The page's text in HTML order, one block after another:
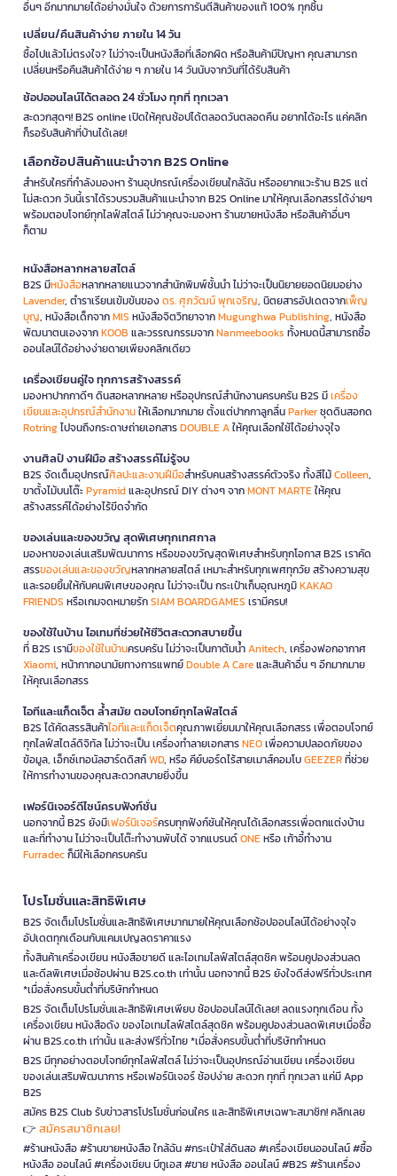
อื่นๆ อีกมากมายได้อย่างมั่นใจ ด้วยการการันตีสินค้าของแท้ 100% ทุกชิ้น
เปลี่ยน/คืนสินค้าง่าย ภายใน 14 วัน
ซื้อไปแล้วไม่ตรงใจ? ไม่ว่าจะเป็นหนังสือที่เลือกผิด หรือสินค้ามีปัญหา คุณสามารถ
เปลี่ยนหรือคืนสินค้าได้ง่าย ๆ ภายใน 14 วันนับจากวันที่ได้รับสินค้า
ช้อปออนไลน์ได้ตลอด 24 ชั่วโมง ทุกที่ ทุกเวลา
สะดวกสุดๆ! B2S online เปิดให้คุณช้อปได้ตลอดวันตลอดคืน อยากได้อะไร แค่คลิก
ก็รอรับสินค้าที่บ้านได้เลย!
เลือกช้อปสินค้าแนะนำจาก B2S Online
สำหรับใครที่กำลังมองหา ร้านอุปกรณ์เครื่องเขียนใกล้ฉัน หรืออยากแวะร้าน B2S แต่
ไม่สะดวก วันนี้เราได้รวบรวมสินค้าแนะนำจาก B2S Online มาให้คุณเลือกสรรได้ง่ายๆ
พร้อมตอบโจทย์ทุกไลฟ์สไตล์ ไม่ว่าคุณจะมองหา ร้านขายหนังสือ หรือสินค้าอื่นๆ
ก็ตาม
หนังสือหลากหลายสไตล์
B2S มีหนังสือหลากหลายแนวจากสำนักพิมพ์ชั้นนำ ไม่ว่าจะเป็นนิยายยอดนิยมอย่าง
Lavender, ตำราเรียนเข้มข้นของดร. ศุภวัฒน์ พุกเจริญ, นิตยสารอัปเดตจากเพ็ญ
บุญ, หนังสือเด็กจากMIS หนังสือจิตวิทยาจากMugunghwa Publishing, หนังสือ
พัฒนาตนเองจากKOOB และวรรณกรรมจากNanmeebooks ทั้งหมดนี้สามารถซื้อ
ออนไลน์ได้อย่างง่ายดายเพียงคลิกเดียว
เครื่องเขียนคู่ใจ ทุกการสร้างสรรค์
มองหาปากกาดีๆ ดินสอหลากหลาย หรืออุปกรณ์สำนักงานครบครัน B2S มีเครื่อง
เขียนและอุปกรณ์สำนักงานให้เลือกมากมาย ตั้งแต่ปากกาลูกลื่นParkerชุดดินสอกด
Rotringไปจนถึงกระดาษถ่ายเอกสารDOUBLE Aให้คุณเลือกใช้ได้อย่างจุใจ
งานศิลป์ งานฝีมือ สร้างสรรค์ไม่รู้จบ
B2S จัดเต็มอุปกรณ์ศิลปะและงานฝีมือสำหรับคนสร้างสรรค์ตัวจริง ทั้งสีไม้Colleen,
ขาตั้งไม้บนโต๊ะPyramidและอุปกรณ์ DIY ต่างๆ จากMONT MARTEให้คุณ
สร้างสรรค์ได้อย่างไร้ขีดจำกัด
ของเล่นและของขวัญ สุดพิเศษทุกเทศกาล
มองหาของเล่นเสริมพัฒนาการ หรือของขวัญสุดพิเศษสำหรับทุกโอกาส B2S เราคัด
สรรของเล่นและของขวัญหลากหลายสไตล์ เหมาะสำหรับทุกเพศทุกวัย สร้างความสุข
และรอยยิ้มให้กับคนพิเศษของคุณ ไม่ว่าจะเป็น กระเป๋าเก็บอุณหภูมิKAKAO
FRIENDS หรือเกมจดหมายรักSIAM BOARDGAMES เรามีครบ!
ของใช้ในบ้าน ไอเทมที่ช่วยให้ชีวิตสะดวกสบายขึ้น
ที่ B2S เรามีของใช้ในบ้านครบครัน ไม่ว่าจะเป็นกาต้มน้ำAnitech, เครื่องฟอกอากาศ
Xiaomi, หน้ากากอนามัยทางการแพทย์Double A Careและสินค้าอื่น ๆ อีกมากมาย
ให้คุณเลือกสรร
ไอทีและแก็ดเจ็ต ล้ำสมัย ตอบโจทย์ทุกไลฟ์สไตล์
B2S ได้คัดสรรสินค้าไอทีและแก็ดเจ็ตคุณภาพเยี่ยมมาให้คุณเลือกสรร เพื่อตอบโจทย์
ทุกไลฟ์สไตล์ดิจิทัล ไม่ว่าจะเป็น เครื่องทำลายเอกสารNEOเพื่อความปลอดภัยของ
ข้อมูล, เอ็กซ์เทอนัลฮาร์ดดิสก์WD, หรือ คีย์บอร์ดไร้สายเมาส์คอมโบGEEZERที่ช่วย
ให้การทำงานของคุณสะดวกสบายยิ่งขึ้น
เฟอร์นิเจอร์ดีไซน์ครบฟังก์ชั่น
นอกจากนี้ B2S ยังมีเฟอร์นิเจอร์ครบทุกฟังก์ชันให้คุณได้เลือกสรรเพื่อตกแต่งบ้าน
และที่ทำงาน ไม่ว่าจะเป็นโต๊ะทำงานพับได้ จากแบรนด์ONEหรือ เก้าอี้ทำงาน
Furradecก็มีให้เลือกครบครัน
โปรโมชั่นและสิทธิพิเศษ
B2S จัดเต็มโปรโมชั่นและสิทธิพิเศษมากมายให้คุณเลือกช้อปออนไลน์ได้อย่างจุใจ
อัปเดตทุกเดือนกับแคมเปญลดราคาแรง
ทั้งสินค้าเครื่องเขียน หนังสือขายดี และไอเทมไลฟ์สไตล์สุดชิค พร้อมคูปองส่วนลด
และดีลพิเศษเมื่อช้อปผ่าน B2S.co.th เท่านั้น นอกจากนี้ B2S ยังใจดีส่งฟรีทั่วประเทศ
*เมื่อสั่งครบขั้นต่ำที่บริษัทกำหนด
B2S จัดเต็มโปรโมชั่นและสิทธิพิเศษเพียบ ช้อปออนไลน์ได้เลย! ลดแรงทุกเดือน ทั้ง
เครื่องเขียน หนังสือดัง ของไอเทมไลฟ์สไตล์สุดชิค พร้อมคูปองส่วนลดพิเศษเมื่อซื้อ
ผ่าน B2S.co.th เท่านั้น และส่งฟรีทั่วไทย *เมื่อสั่งครบขั้นต่ำที่บริษัทกำหนด
B2S มีทุกอย่างตอบโจทย์ทุกไลฟ์สไตล์ ไม่ว่าจะเป็นอุปกรณ์อ่านเขียน เครื่องเขียน
ของเล่นเสริมพัฒนาการ หรือเฟอร์นิเจอร์ ช้อปง่าย สะดวก ทุกที่ ทุกเวลา แค่มี App
B2S
สมัคร B2S Club รับข่าวสารโปรโมชั่นก่อนใคร และสิทธิพิเศษเฉพาะสมาชิก! คลิกเลย
👉 สมัครสมาชิกเลย!
#ร้านหนังสือ #ร้านขายหนังสือ ใกล้ฉัน #กระเป๋าใส่ดินสอ #เครื่องเขียนออนไลน์ #ซื้อ
หนังสือ ออนไลน์ #เครื่องเขียน บีทูเอส #ขาย หนังสือ ออนไลน์ #B2S #ร้านเครื่อง